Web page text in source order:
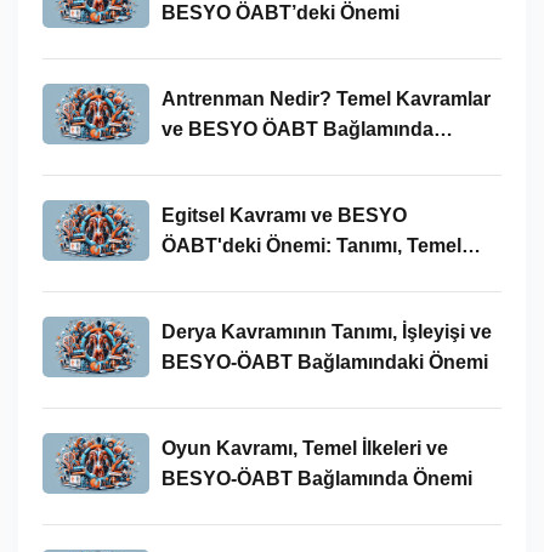
BESYO ÖABT’deki Önemi
Antrenman Nedir? Temel Kavramlar
ve BESYO ÖABT Bağlamında
Egitsel Kavramı ve BESYO
ÖABT'deki Önemi: Tanımı, Temel
Derya Kavramının Tanımı, İşleyişi ve
BESYO-ÖABT Bağlamındaki Önemi
Oyun Kavramı, Temel İlkeleri ve
BESYO-ÖABT Bağlamında Önemi